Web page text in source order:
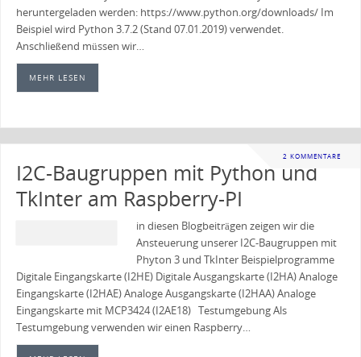
heruntergeladen werden: https://www.python.org/downloads/ Im
Beispiel wird Python 3.7.2 (Stand 07.01.2019) verwendet.
Anschließend müssen wir…
MEHR LESEN
2 KOMMENTARE
I2C-Baugruppen mit Python und
TkInter am Raspberry-PI
in diesen Blogbeiträgen zeigen wir die
Ansteuerung unserer I2C-Baugruppen mit
Phyton 3 und TkInter Beispielprogramme
Digitale Eingangskarte (I2HE) Digitale Ausgangskarte (I2HA) Analoge
Eingangskarte (I2HAE) Analoge Ausgangskarte (I2HAA) Analoge
Eingangskarte mit MCP3424 (I2AE18) Testumgebung Als
Testumgebung verwenden wir einen Raspberry…